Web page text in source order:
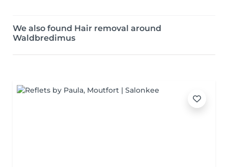
We also found Hair removal around
Waldbredimus